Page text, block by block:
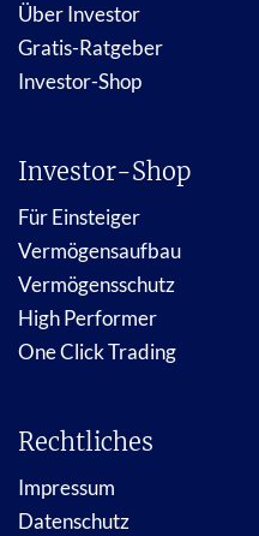
Über Investor
Gratis-Ratgeber
Investor-Shop
Investor-Shop
Für Einsteiger
Vermögensaufbau
Vermögensschutz
High Performer
One Click Trading
Rechtliches
Impressum
Datenschutz